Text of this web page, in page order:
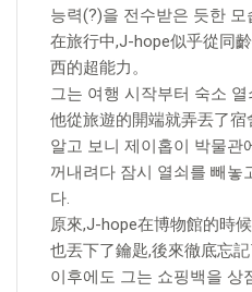
능력(?)을 전수받은 듯한 모
在旅行中,J-hope似乎從同
西的超能力。
그는 여행 시작부터 숙소
他從旅遊的開端就弄丟了宿
알고 보니 제이홉이 박물관
꺼내려다 잠시 열쇠를 빼놓
다.
原來,J-hope在博物館的時
也丟下了鑰匙,後來徹底忘記
이후에도 그는 쇼핑백을 상